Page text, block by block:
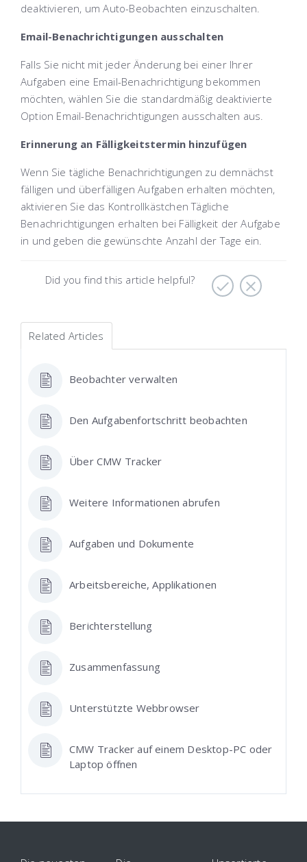
deaktivieren, um Auto-Beobachten einzuschalten.
Email-Benachrichtigungen ausschalten
Falls Sie nicht mit jeder Änderung bei einer Ihrer
Aufgaben eine Email-Benachrichtigung bekommen
möchten, wählen Sie die standardmäßig deaktivierte
Option Email-Benachrichtigungen ausschalten aus.
Erinnerung an Fälligkeitstermin hinzufügen
Wenn Sie tägliche Benachrichtigungen zu demnächst
fälligen und überfälligen Aufgaben erhalten möchten,
aktivieren Sie das Kontrollkästchen Tägliche
Benachrichtigungen erhalten bei Fälligkeit der Aufgabe
in und geben die gewünschte Anzahl der Tage ein.
Did you find this article helpful?
Related Articles
Beobachter verwalten
Den Aufgabenfortschritt beobachten
Über CMW Tracker
Weitere Informationen abrufen
Aufgaben und Dokumente
Arbeitsbereiche, Applikationen
Berichterstellung
Zusammenfassung
Unterstützte Webbrowser
CMW Tracker auf einem Desktop-PC oder
Laptop öffnen